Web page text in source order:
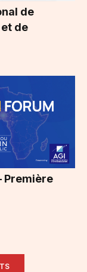
de
de
Première